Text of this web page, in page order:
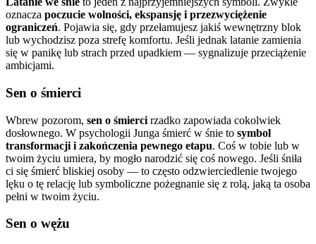
oznacza poczucie wolności, ekspansję i przezwyciężenie
ograniczeń. Pojawia się, gdy przełamujesz jakiś wewnętrzny blok
lub wychodzisz poza strefę komfortu. Jeśli jednak latanie zamienia
się w panikę lub strach przed upadkiem — sygnalizuje przeciążenie
ambicjami.
Sen o śmierci
Wbrew pozorom, sen o śmierci rzadko zapowiada cokolwiek
dosłownego. W psychologii Junga śmierć w śnie to symbol
transformacji i zakończenia pewnego etapu. Coś w tobie lub w
twoim życiu umiera, by mogło narodzić się coś nowego. Jeśli śniła
ci się śmierć bliskiej osoby — to często odzwierciedlenie twojego
lęku o tę relację lub symboliczne pożegnanie się z rolą, jaką ta osoba
pełni w twoim życiu.
Sen o wężu